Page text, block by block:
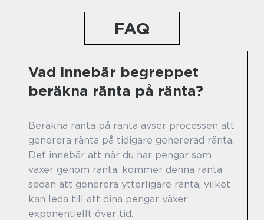
FAQ
Vad innebär begreppet
beräkna ränta på ränta?
Beräkna ränta på ränta avser processen att
generera ränta på tidigare genererad ränta.
Det innebär att när du har pengar som
växer genom ränta, kommer denna ränta
sedan att generera ytterligare ränta, vilket
kan leda till att dina pengar växer
exponentiellt över tid.